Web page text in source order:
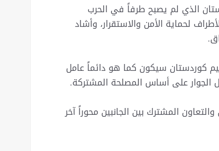
الذي لم يصبح طرفاً في الحرب
لحماية الأمن والاستقرار، وأشاد
كوردستان سيكون كما هو دائماً عامل
الجوار على أساس المصلحة المشتركة.
المشترك بين الجانبين محوراً آخر